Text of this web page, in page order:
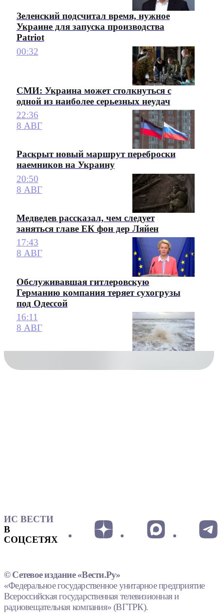
Зеленский подсчитал время, нужное
Украине для запуска производства
Patriot
00:32
СМИ: Украина может столкнуться с
одной из наиболее серьезных неудач
22:36
8 АВГ
Раскрыт новый маршрут переброски
наемников на Украину
20:50
8 АВГ
Медведев рассказал, чем следует
заняться главе ЕК фон дер Ляйен
17:43
8 АВГ
Обслуживавшая гитлеровскую
Германию компания теряет сухогрузы
под Одессой
16:11
8 АВГ
ИС ВЕСТИ
В
СОЦСЕТЯХ
© Сетевое издание «Вести.Ру»
«Федеральное государственное унитарное предприятие
Всероссийская государственная телевизионная и
радиовещательная компания» (ВГТРК).